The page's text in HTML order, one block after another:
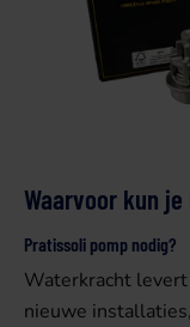
Waarvoor kun
Pratissoli pomp nodig?
Waterkracht
nieuwe